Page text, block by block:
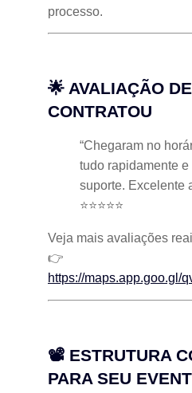
processo.
🌟 AVALIAÇÃO
CONTRATOU
“Chegaram no
tudo rapidamente e
suporte. Excelente
⭐⭐⭐⭐⭐
Veja mais avaliações
👉
https://maps.app.goo.gl/
📽 ESTRUTURA
PARA SEU